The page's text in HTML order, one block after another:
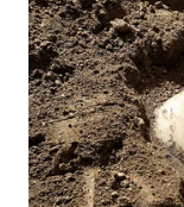
WN
MAJALENGKA
WN
SUBANG
WN